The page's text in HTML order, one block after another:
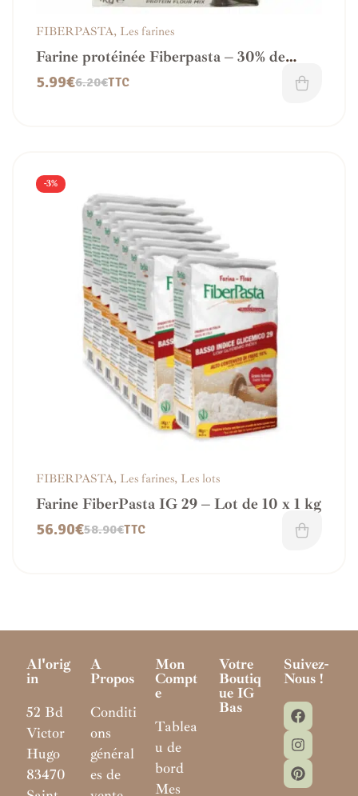
FIBERPASTA, Les farines
Farine protéinée Fiberpasta – 30% de
protéines / IG 37
6.20€
5.99€ TTC
-3%
FIBERPASTA, Les farines, Les lots
Farine FiberPasta IG 29 – Lot de 10 x 1 kg
58.90€
56.90€ TTC
Al'orig
In
52 Bd
Victor
Hugo
83470
A
Propos
Conditi
ons
général
es de
Mon
Compt
E
Tablea
u de
bord
Mes
Votre
Boutiq
Ue IG
Bas
Suivez-
Nous !